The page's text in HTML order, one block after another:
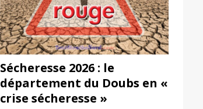
Sécheresse 2026 : le
département du Doubs en «
crise sécheresse »